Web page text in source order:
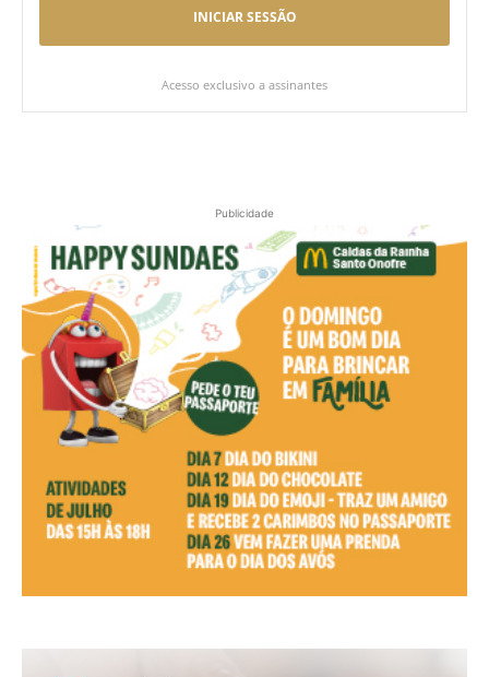
INICIAR SESSÃO
Acesso exclusivo a assinantes
Publicidade